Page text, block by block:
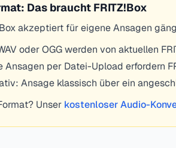
Das braucht FRITZ!Box
akzeptiert für eigene Ansagen
oder OGG werden von aktuellen
Ansagen per Datei-Upload erfordern
Ansage klassisch über ein
Unser kostenloser Audio-